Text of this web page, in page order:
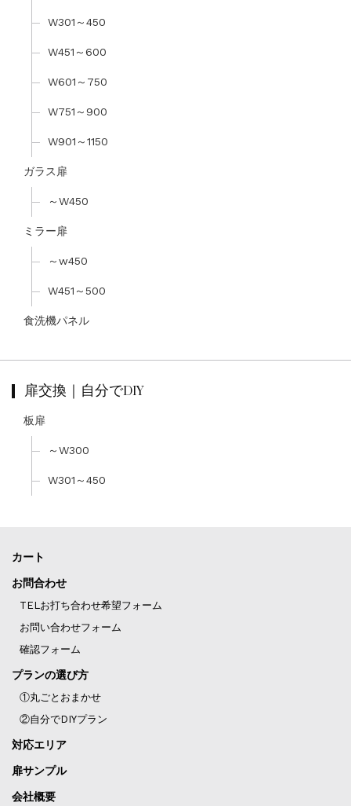
W301～450
W451～600
W601～750
W751～900
W901～1150
ガラス扉
～W450
ミラー扉
～w450
W451～500
食洗機パネル
扉交換｜自分でDIY
板扉
～W300
W301～450
カート
お問合わせ
TELお打ち合わせ希望フォーム
お問い合わせフォーム
確認フォーム
プランの選び方
①丸ごとおまかせ
②自分でDIYプラン
対応エリア
扉サンプル
会社概要